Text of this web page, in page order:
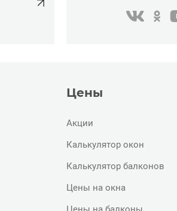
в контакте одноклассники youtube
Цены
Акции
Калькулятор окон
Калькулятор балконов
Цены на окна